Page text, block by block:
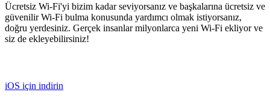
Ücretsiz Wi-Fi'yi bizim kadar seviyorsanız ve başkalarına ücretsiz ve
güvenilir Wi-Fi bulma konusunda yardımcı olmak istiyorsanız,
doğru yerdesiniz. Gerçek insanlar milyonlarca yeni Wi-Fi ekliyor ve
siz de ekleyebilirsiniz!
iOS için indirin